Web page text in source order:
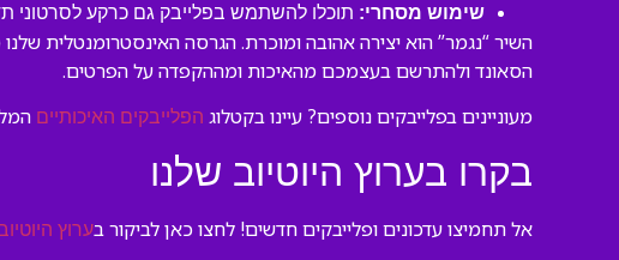
שימוש מסחרי: תוכלו להשתמש בפלייבק גם כרקע לסרטוני
השיר “נגמר” הוא יצירה אהובה ומוכרת. הגרסה האינסטרומנטלית
הסאונד ולהתרשם בעצמכם מהאיכות ומההקפדה על הפרטים.
מעוניינים בפלייבקים נוספים? עיינו בקטלוג הפלייבקים האיכותיים
בקרו בערוץ היוטיוב שלנו
אל תחמיצו עדכונים ופלייבקים חדשים! לחצו כאן לביקור בערוץ